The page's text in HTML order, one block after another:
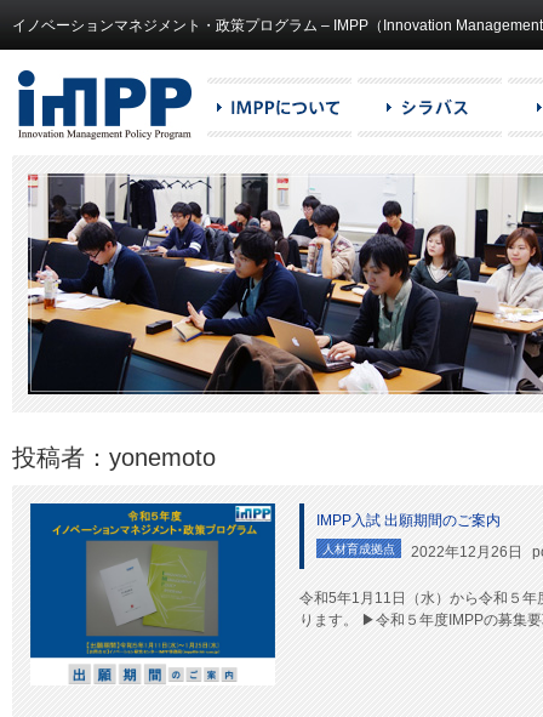
イノベーションマネジメント・政策プログラム – IMPP（Innovation
投稿者：yonemoto
IMPP入試 出願期間のご案内
人材育成拠点 2022年12月26日
令和5年1月11日（水）から令和５
ります。 ▶︎令和５年度IMPPの募集